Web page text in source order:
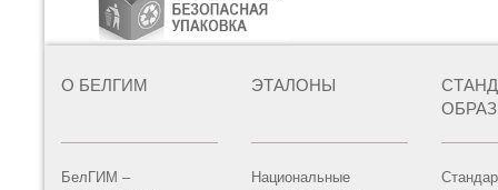
О БЕЛГИМ
БелГИМ –
ЭТАЛОНЫ
Национальные